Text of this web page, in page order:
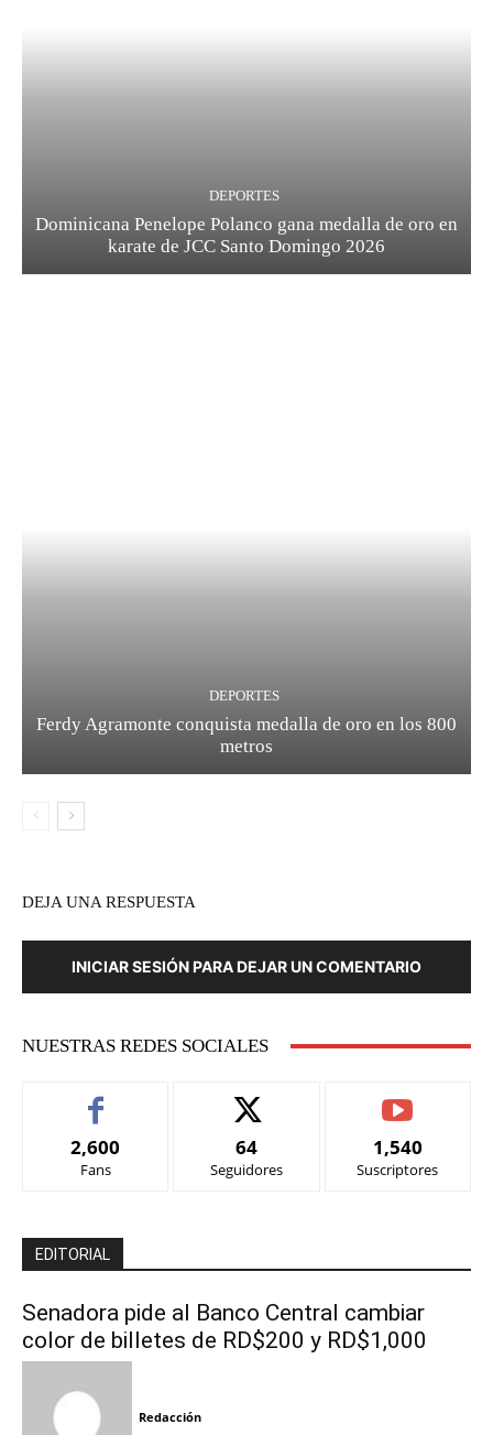
DEPORTES
Dominicana Penelope Polanco gana medalla de oro en
karate de JCC Santo Domingo 2026
DEPORTES
Ferdy Agramonte conquista medalla de oro en los 800
metros
DEJA UNA RESPUESTA
INICIAR SESIÓN PARA DEJAR UN COMENTARIO
NUESTRAS REDES SOCIALES
2,600
Fans
64
Seguidores
1,540
Suscriptores
EDITORIAL
Senadora pide al Banco Central cambiar
color de billetes de RD$200 y RD$1,000
Redacción